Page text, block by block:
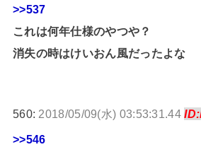
>>537
これは何年仕様のやつや？
消失の時はけいおん風だったよな
560: 2018/05/09(水) 03:53:31.44
>>546